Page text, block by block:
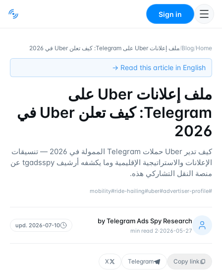
Sign in
Home
/
Blog
/ملف إعلانات Uber على Telegram: كيف تعلن Uber في 2026
Read this article in English →
ملف إعلانات Uber على
Telegram: كيف تعلن Uber في
2026
كيف تدير Uber حملات Telegram الممولة في 2026 — تنسيقات
الإعلانات والاستراتيجية الإقليمية وما يكشفه أرشيف tgadsspy عن
منصة النقل التشاركي هذه.
#
advertiser-profile
#
uber
#
ride-hailing
#
mobility
byTelegram Ads Spy Research
2026-05-27
·
2
min read
upd. 2026-07-10
Copy link
Telegram
X